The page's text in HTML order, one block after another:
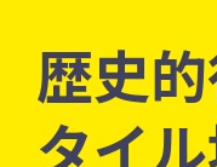
歴史
タイ